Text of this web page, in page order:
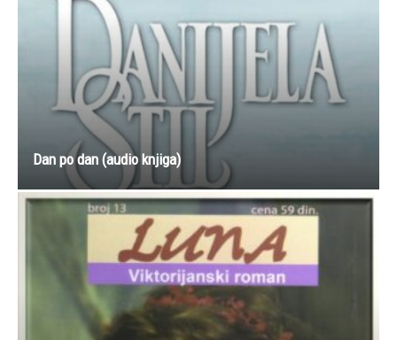
Dan po dan (audio knjiga)